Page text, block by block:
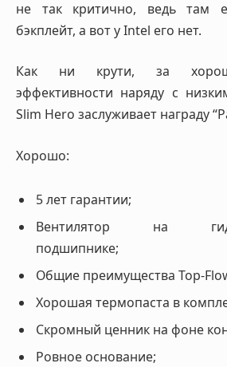
не так критично, ведь там
бэкплейт, а вот у Intel его нет.
Как ни крути, за
эффективности наряду с
Slim Hero заслуживает награду
Хорошо:
5 лет гарантии;
Вентилятор на
подшипнике;
Общие преимущества Top-
Хорошая термопаста в
Скромный ценник на фоне
Ровное основание;